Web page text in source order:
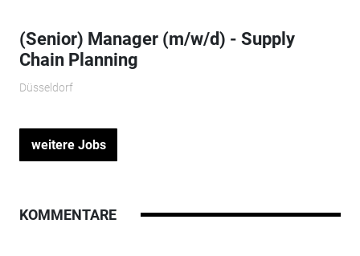
(Senior) Manager (m/w/d) - Supply
Chain Planning
Düsseldorf
weitere Jobs
KOMMENTARE